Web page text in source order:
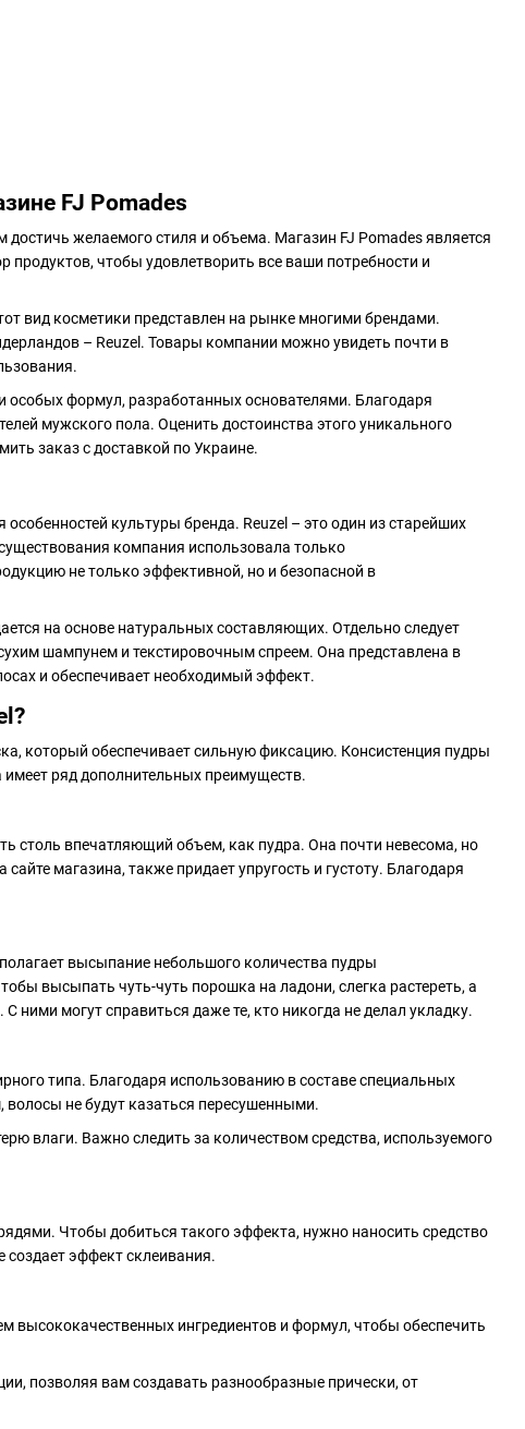
FJ Pomades
желаемого стиля и объема. Магазин FJ Pomades является
чтобы удовлетворить все ваши потребности и
вид косметики представлен на рынке многими брендами.
– Reuzel. Товары компании можно увидеть почти в
особых формул, разработанных основателями. Благодаря
мужского пола. Оценить достоинства этого уникального
заказ с доставкой по Украине.
культуры бренда. Reuzel – это один из старейших
компания использовала только
не только эффективной, но и безопасной в
на основе натуральных составляющих. Отдельно следует
шампунем и текстировочным спреем. Она представлена в
и обеспечивает необходимый эффект.
который обеспечивает сильную фиксацию. Консистенция пудры
имеет ряд дополнительных преимуществ.
столь впечатляющий объем, как пудра. Она почти невесома, но
магазина, также придает упругость и густоту. Благодаря
высыпание небольшого количества пудры
высыпать чуть-чуть порошка на ладони, слегка растереть, а
ними могут справиться даже те, кто никогда не делал укладку.
типа. Благодаря использованию в составе специальных
не будут казаться пересушенными.
влаги. Важно следить за количеством средства, используемого
Чтобы добиться такого эффекта, нужно наносить средство
эффект склеивания.
высококачественных ингредиентов и формул, чтобы обеспечить
позволяя вам создавать разнообразные прически, от